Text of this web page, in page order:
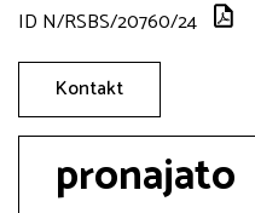
ID N/RSBS/20760/24
Kontakt
pronajato